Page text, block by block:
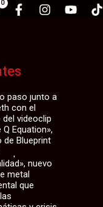
paso junto a
con el
videoclip
Q Equation»,
de Blueprint
chilena
presenta
nuevo
metal
que